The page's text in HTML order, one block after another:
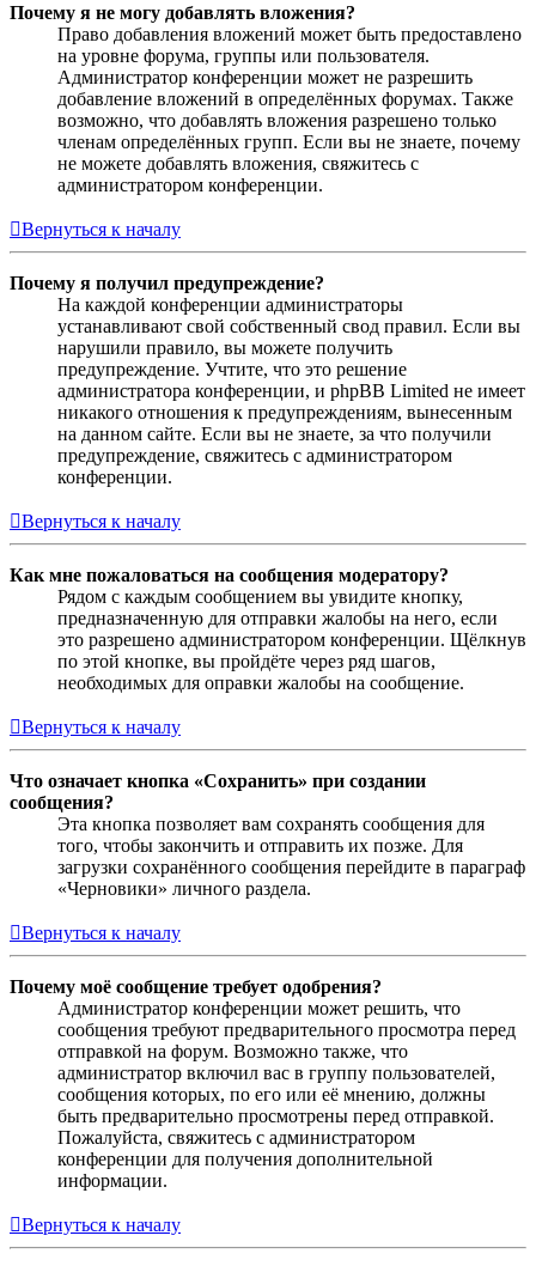
Почему я не могу добавлять вложения?
Право добавления вложений может быть предоставлено
на уровне форума, группы или пользователя.
Администратор конференции может не разрешить
добавление вложений в определённых форумах. Также
возможно, что добавлять вложения разрешено только
членам определённых групп. Если вы не знаете, почему
не можете добавлять вложения, свяжитесь с
администратором конференции.
Вернуться к началу
Почему я получил предупреждение?
На каждой конференции администраторы
устанавливают свой собственный свод правил. Если вы
нарушили правило, вы можете получить
предупреждение. Учтите, что это решение
администратора конференции, и phpBB Limited не имеет
никакого отношения к предупреждениям, вынесенным
на данном сайте. Если вы не знаете, за что получили
предупреждение, свяжитесь с администратором
конференции.
Вернуться к началу
Как мне пожаловаться на сообщения модератору?
Рядом с каждым сообщением вы увидите кнопку,
предназначенную для отправки жалобы на него, если
это разрешено администратором конференции. Щёлкнув
по этой кнопке, вы пройдёте через ряд шагов,
необходимых для оправки жалобы на сообщение.
Вернуться к началу
Что означает кнопка «Сохранить» при создании
сообщения?
Эта кнопка позволяет вам сохранять сообщения для
того, чтобы закончить и отправить их позже. Для
загрузки сохранённого сообщения перейдите в параграф
«Черновики» личного раздела.
Вернуться к началу
Почему моё сообщение требует одобрения?
Администратор конференции может решить, что
сообщения требуют предварительного просмотра перед
отправкой на форум. Возможно также, что
администратор включил вас в группу пользователей,
сообщения которых, по его или её мнению, должны
быть предварительно просмотрены перед отправкой.
Пожалуйста, свяжитесь с администратором
конференции для получения дополнительной
информации.
Вернуться к началу